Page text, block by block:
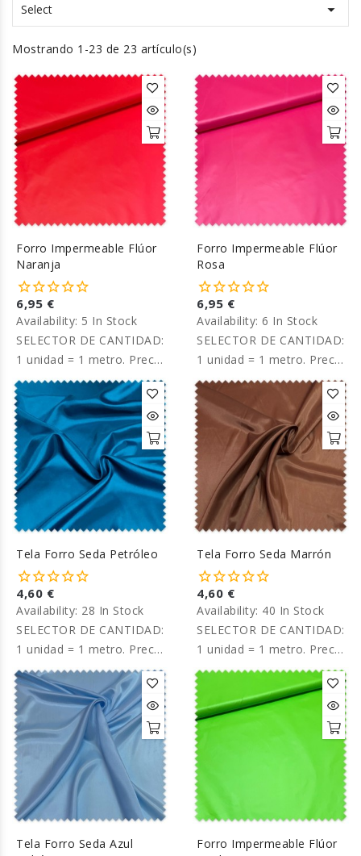
Select 
Mostrando 1-23 de 23 artículo(s)
Forro Impermeable Flúor
Naranja
6,95 €
Availability: 5 In Stock
SELECTOR DE CANTIDAD:
1 unidad = 1 metro. Precio
por metro.
Forro Impermeable Flúor
Rosa
6,95 €
Availability: 6 In Stock
SELECTOR DE CANTIDAD:
1 unidad = 1 metro. Precio
por metro.
Tela Forro Seda Petróleo
4,60 €
Availability: 28 In Stock
SELECTOR DE CANTIDAD:
1 unidad = 1 metro. Precio
por metro.
Tela Forro Seda Marrón
4,60 €
Availability: 40 In Stock
SELECTOR DE CANTIDAD:
1 unidad = 1 metro. Precio
por metro.
Tela Forro Seda Azul
Forro Impermeable Flúor